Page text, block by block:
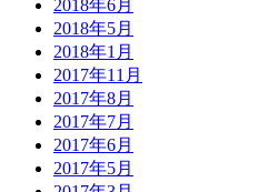
2018年6月
2018年5月
2018年1月
2017年11月
2017年8月
2017年7月
2017年6月
2017年5月